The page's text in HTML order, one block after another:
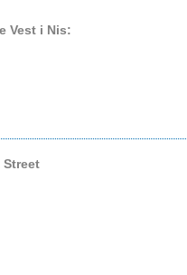
Vest i Nis:
Street